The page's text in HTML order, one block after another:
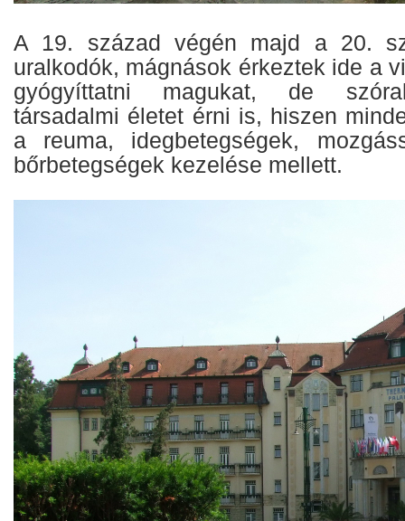
A 19. század végén majd a 20.
uralkodók, mágnások érkeztek ide a
gyógyíttatni magukat, de
társadalmi életet érni is, hiszen
a reuma, idegbetegségek,
bőrbetegségek kezelése mellett.